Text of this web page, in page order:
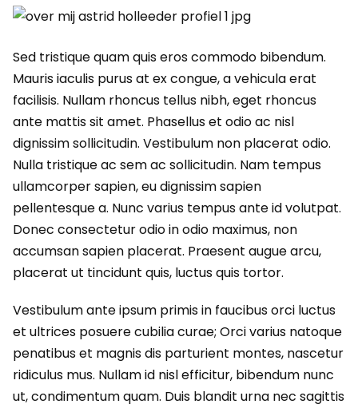
Sed tristique quam quis eros commodo bibendum.
Mauris iaculis purus at ex congue, a vehicula erat
facilisis. Nullam rhoncus tellus nibh, eget rhoncus
ante mattis sit amet. Phasellus et odio ac nisl
dignissim sollicitudin. Vestibulum non placerat odio.
Nulla tristique ac sem ac sollicitudin. Nam tempus
ullamcorper sapien, eu dignissim sapien
pellentesque a. Nunc varius tempus ante id volutpat.
Donec consectetur odio in odio maximus, non
accumsan sapien placerat. Praesent augue arcu,
placerat ut tincidunt quis, luctus quis tortor.
Vestibulum ante ipsum primis in faucibus orci luctus
et ultrices posuere cubilia curae; Orci varius natoque
penatibus et magnis dis parturient montes, nascetur
ridiculus mus. Nullam id nisl efficitur, bibendum nunc
ut, condimentum quam. Duis blandit urna nec sagittis